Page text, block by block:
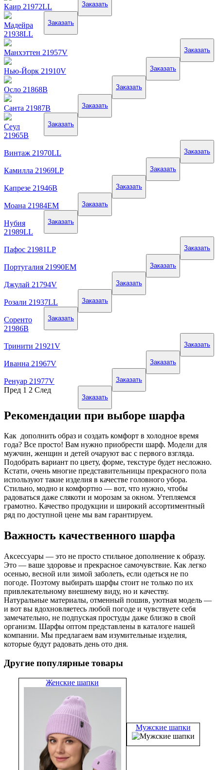
Заказать
Каир 21972LL
Заказать
Мадейра
21938LL
Заказать
Манхэттен 21957V
Заказать
Нью-Йорк 21910V
Заказать
Осло 21868B
Заказать
Санта 21987B
Заказать
Сеул
21965B
Заказать
Винтаж 21970LL
Заказать
Камилла 21969LP
Заказать
Капрезе 21946B
Заказать
Моана 21984EM
Заказать
Нубия
21989LL
Заказать
Пафос 21981LP
Заказать
Португалия 21990EM
Заказать
Джулай 21794V
Заказать
Розали 21937LL
Заказать
Соренто
21986B
Заказать
Тринити 21921V
Заказать
Иванна 21967V
Заказать
Ренуар 21977V
Заказать
Пред 1 2 След
Рекомендации при выборе шарфа
Как дополнить образ и создать комфорт в холодное время
года? Все просто! Вам нужно приобрести шарф. Модели для
мужчин, женщин и детей очаруют вас с первого взгляда.
Подобрать вариант по цвету, форме, текстуре будет несложно.
Кстати, очень многие представительницы прекрасного пола
используют такие изделия в качестве головного убора.
Стильно, модно и комфортно — вот, что нужно, чтобы
радоваться даже слякоти и морозам за окном. Утепляемся
грамотно. Качество продукции и широкий ассортиментный
ряд по доступной цене мы вам гарантируем.
Важность качественного шарфа
Аксессуары — это не просто стильное дополнение к образу.
Это — ваше здоровье и прекрасное самочувствие. Как легко
осенью, весной или зимой заболеть, если одеться не по
погоде. Поэтому выбирать шарфы стоит не только по их
привлекательному внешнему виду, но и качеству.
Натуральные материалы, отменный пошив, уютная модель —
и вот вы вдохновляетесь любой погоде и чувствуете себя
замечательно, не подпуская простуды даже близко в свой
организм. Шарфы оптом представлены в каталоге нашей
компании. Мы предлагаем вам изумительные изделия,
которые будут радовать день ото дня.
Другие популярные товары
Женские шапки
Мужские шапки